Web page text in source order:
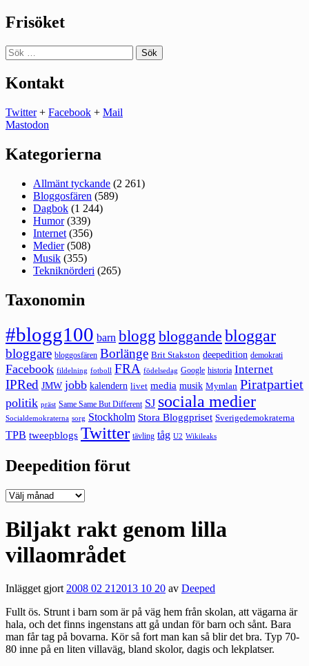
Frisöket
Sök
efter:
Kontakt
Twitter+ Facebook + Mail
Mastodon
Kategorierna
Allmänt tyckande (2 261)
Bloggosfären (589)
Dagbok (1 244)
Humor(339)
Internet (356)
Medier(508)
Musik (355)
Tekniknörderi (265)
Taxonomin
#blogg100 barn blogg bloggande bloggar
bloggare bloggosfären Borlänge Brit Stakston deepedition demokrati
Facebook fildelning fotboll FRA födelsedag Google historia Internet
IPRed JMW jobb kalendern livet media musik Mymlan Piratpartiet
politik präst Same Same But Different SJ sociala medier
Socialdemokraterna sorg Stockholm Stora Bloggpriset Sverigedemokraterna
TPB tweepblogs Twitter tävling tåg U2 Wikileaks
Deepedition förut
Deepedition
Biljakt rakt genom lilla
villaområdet
Inlägget gjort2008 02 212013 10 20 av Deeped
Fullt ös. Strunt i barn som är på väg hem från skolan, att vägarna är
hala, och det finns ingenstans att gå undan för barn och sånt. Bara
man får tag på bovarna. Kör så fort man kan så blir det bra. Typ 70-
80 inne på en liten villaväg, bland skolor, dagis och lekplatser.